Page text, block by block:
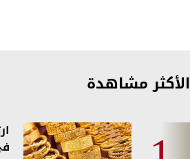
الأكثر مشاهدة